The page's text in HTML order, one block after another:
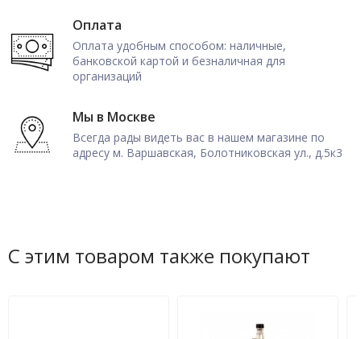
Оплата
Оплата удобным способом: наличные,
банковской картой и безналичная для
организаций
Мы в Москве
Всегда рады видеть вас в нашем магазине по
адресу м. Варшавская, Болотниковская ул., д.5к3
С этим товаром также покупают